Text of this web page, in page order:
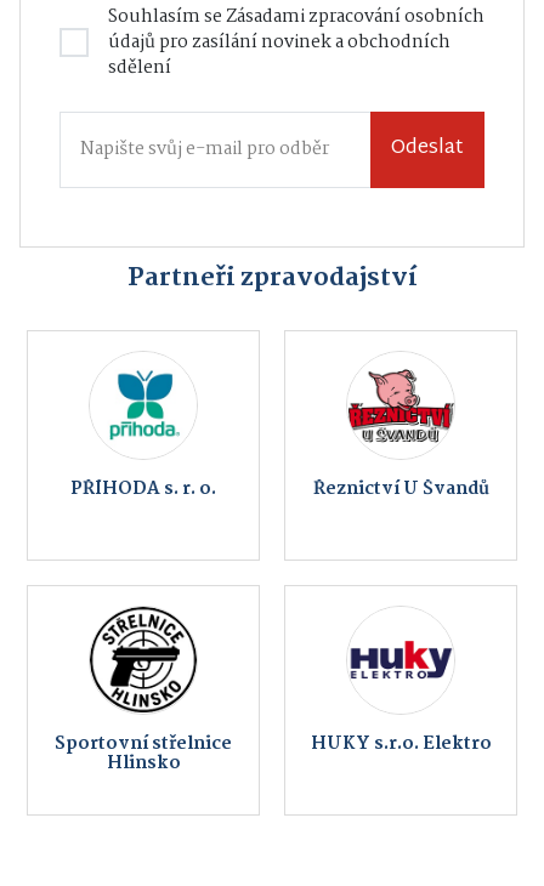
Souhlasím seZásadami zpracování osobních
údajůpro zasílání novinek a obchodních
sdělení
Odeslat
Partneři zpravodajství
PŘÍHODA s. r. o. Řeznictví U Švandů
Sportovní střelnice
Hlinsko
HUKY s.r.o. Elektro